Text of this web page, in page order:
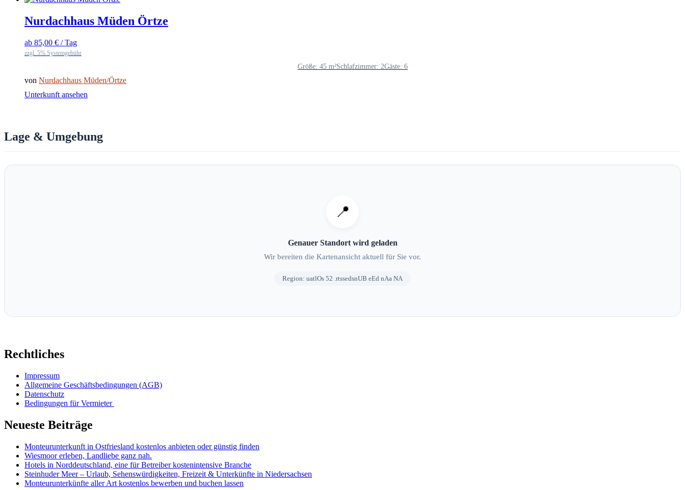
Nurdachhaus Müden Örtze
ab 85,00 € / Tag
zzgl. 5% Systemgebühr
Größe: 45 m²Schlafzimmer: 2Gäste: 6
von Nurdachhaus Müden/Örtze
Unterkunft ansehen
Lage & Umgebung
📍
Genauer Standort wird geladen
Wir bereiten die Kartenansicht aktuell für Sie vor.
Region: uatlOs 52 .rtssedsnUB eEd nAa NA
Rechtliches
Impressum
Allgemeine Geschäftsbedingungen (AGB)
Datenschutz
Bedingungen für Vermieter
Neueste Beiträge
Monteurunterkunft in Ostfriesland kostenlos anbieten oder günstig finden
Wiesmoor erleben, Landliebe ganz nah.
Hotels in Norddeutschland, eine für Betreiber kostenintensive Branche
Steinhuder Meer – Urlaub, Sehenswürdigkeiten, Freizeit & Unterkünfte in Niedersachsen
Monteurunterkünfte aller Art kostenlos bewerben und buchen lassen